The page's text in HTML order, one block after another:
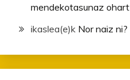
mendekotasunaz
ikaslea(e)k Nor naiz ni?